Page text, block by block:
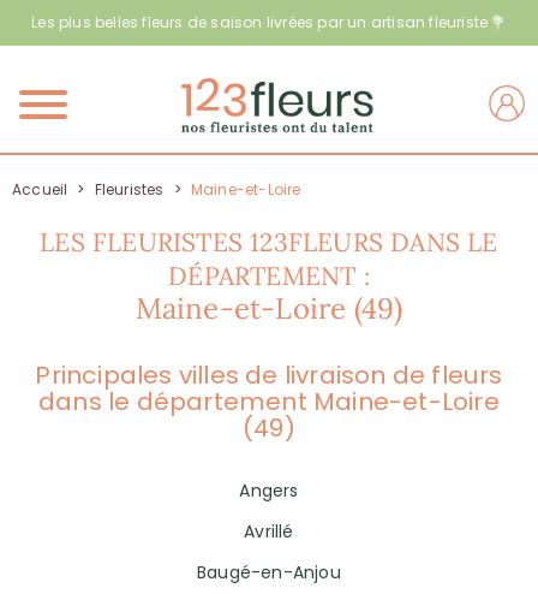
Les plus belles fleurs de saison livrées par un artisan fleuriste 💐
Menu
Accueil > Fleuristes > Maine-et-Loire
LES FLEURISTES 123FLEURS DANS LE
DÉPARTEMENT :
Maine-et-Loire (49)
Principales villes de livraison de fleurs
dans le département Maine-et-Loire
(49)
Angers
Avrillé
Baugé-en-Anjou